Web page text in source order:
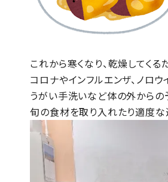
これから寒くなり、乾燥してくる
コロナやインフルエンザ、ノロ
うがい手洗いなど体の外からの
旬の食材を取り入れたり適度な